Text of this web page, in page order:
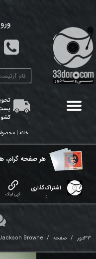
تغییر گذر واژه
سفارشات
خانه |
هر ​صفحه گرام،
اشتراک‌گذاری
:
کپی لینک
33دور صفحه Browne